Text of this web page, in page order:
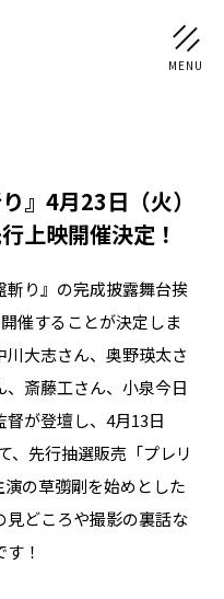
慎吾
』4月23日（火）
上映開催決定！
り』の完成披露舞台挨
催することが決定しま
大志さん、奥野瑛太さ
斎藤工さん、小泉今日
が登壇し、4月13日
、先行抽選販売「プレリ
の草彅剛を始めとした
見どころや撮影の裏話な
！